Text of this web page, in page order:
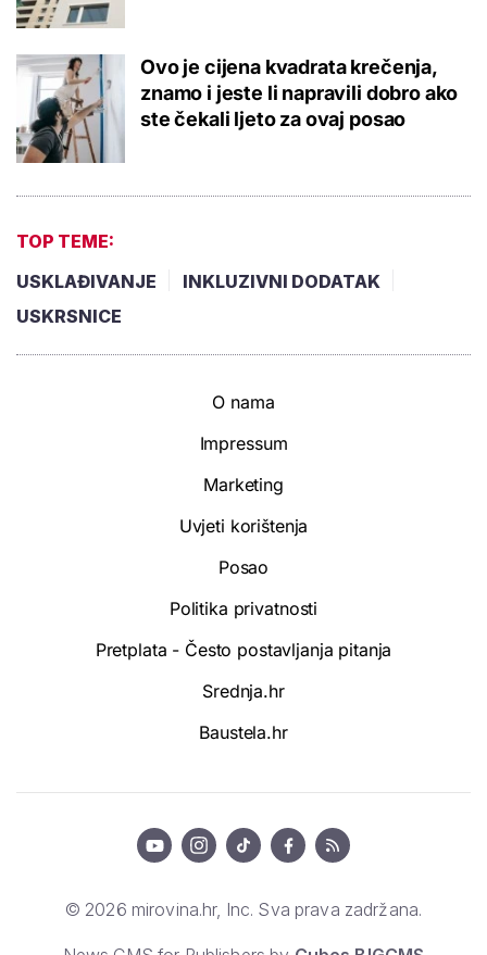
Ovo je cijena kvadrata krečenja,
znamo i jeste li napravili dobro ako
ste čekali ljeto za ovaj posao
TOP TEME:
USKLAĐIVANJE
INKLUZIVNI DODATAK
USKRSNICE
O nama
Impressum
Marketing
Uvjeti korištenja
Posao
Politika privatnosti
Pretplata - Često postavljanja pitanja
Srednja.hr
Baustela.hr
© 2026 mirovina.hr, Inc. Sva prava zadržana.